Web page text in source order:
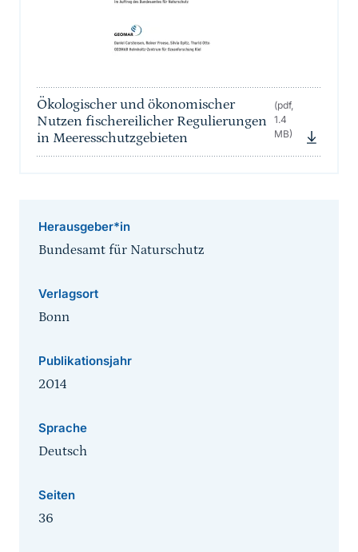
Ökologischer und ökonomischer
Nutzen fischereilicher Regulierungen
in Meeresschutzgebieten
(pdf,
1.4
MB)
Herausgeber*in
Bundesamt für Naturschutz
Verlagsort
Bonn
Publikationsjahr
2014
Sprache
Deutsch
Seiten
36